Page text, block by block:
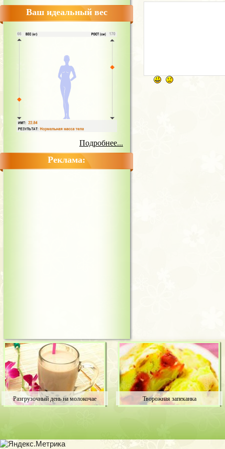
Ваш идеальный вес
Подробнее...
Реклама:
Разгрузочный день на молокочае Творожная запеканка